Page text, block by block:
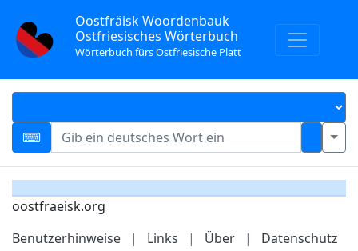
Oostfräisk Woordenbauk
Ostfriesisches Wörterbuch
Wörterbuch fürs Ostfriesische Platt
oostfraeisk.org
Benutzerhinweise
| Links | Über | Datenschutz